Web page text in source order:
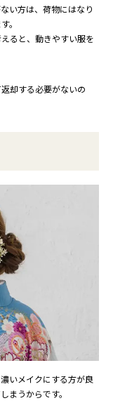
い方は、荷物にはなり
。
ると、動きやすい服を
却する必要がないの
いメイクにする方が良
まうからです。